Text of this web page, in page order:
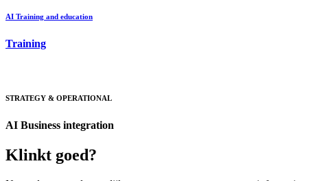
AI Training and education
Training
STRATEGY & OPERATIONAL
AI Business integration
Klinkt goed?